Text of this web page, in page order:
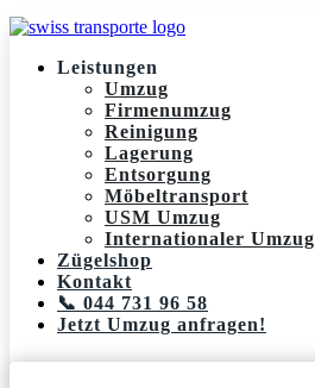
Leistungen
Umzug
Firmenumzug
Reinigung
Lagerung
Entsorgung
Möbeltransport
USM Umzug
Internationaler Umzug
Zügelshop
Kontakt
📞 044 731 96 58
Jetzt Umzug anfragen!